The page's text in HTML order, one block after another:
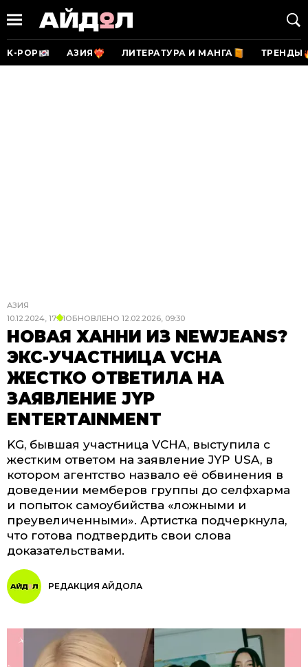
K-POP АЗИЯ ЛИТЕРАТУРА И МАНГА ТРЕНДЫ
АЗИЯ
10.12.2024, 17:01ОБНОВЛЕНО 12.02.2026, 09:30
НОВАЯ ХАННИ ИЗ NEWJEANS?
ЭКС-УЧАСТНИЦА VCHA
ЖЕСТКО ОТВЕТИЛА НА
ЗАЯВЛЕНИЕ JYP
ENTERTAINMENT
KG, бывшая участница VCHA, выступила с
жестким ответом на заявление JYP USA, в
котором агентство назвало её обвинения в
доведении мемберов группы до селфхарма
и попыток самоубийства «ложными и
преувеличенными». Артистка подчеркнула,
что готова подтвердить свои слова
доказательствами.
РЕДАКЦИЯ АЙДОЛА